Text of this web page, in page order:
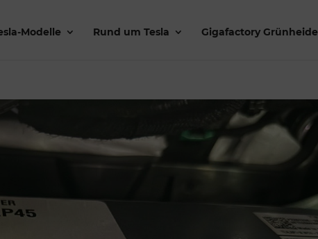
Modelle Rund um Tesla Gigafactory Grünheide